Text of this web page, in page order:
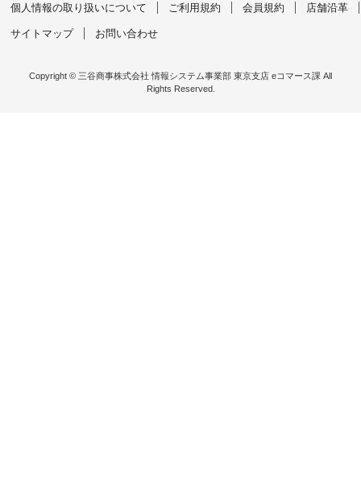
個人情報の取り扱いについて ご利用規約 会員規約 店舗沿革
サイトマップ お問い合わせ
Copyright © 三谷商事株式会社 情報システム事業部 東京支店 eコマース課 All
Rights Reserved.